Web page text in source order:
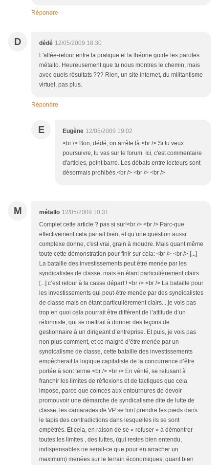
Répondre
D dédé 12/05/2009 18:30
L'allée-retour entre la pratique et la théorie guide tes paroles
métallo. Heureusement que tu nous montres le chemin, mais
avec quels résultats ??? Rien, un site internet, du militantisme
virtuel, pas plus.
Répondre
E Eugène 12/05/2009 19:02
<br /> Bon, dédé, on arrête là.<br /> Si tu veux
poursuivre, tu vas sur le forum. Ici, c'est commentaire
d'articles, point barre. Les débats entre lecteurs sont
désormais prohibés.<br /> <br /> <br />
M métallo 12/05/2009 10:31
Complet cette article ? pas si sur!<br /> <br /> Parc-que
effectivement cela partait bien, et qu’une question aussi
complexe donne, c'est vrai, grain à moudre. Mais quant même
toute cette démonstration pour finir sur cela: <br /> <br /> [...]
La bataille des investissements peut être menée par les
syndicalistes de classe, mais en étant particulièrement clairs
[...] c’est retour à la casse départ ! <br /> <br /> La bataille pour
les investissements qui peut-être menée par des syndicalistes
de classe mais en étant particulièrement clairs... je vois pas
trop en quoi cela pourrait être différent de l’attitude d’un
réformiste, qui se mettrait à donner des leçons de
gestionnaire à un dirigeant d’entreprise. Et puis, je vois pas
non plus comment, et ce malgré d’être menée par un
syndicalisme de classe, cette bataille des investissements
empêcherait la logique capitaliste de la concurrence d’être
portée à sont terme.<br /> <br /> En vérité, se refusant à
franchir les limites de réflexions et de tactiques que cela
impose, parce que coincés aux entournures de devoir
promouvoir une démarche de syndicalisme dite de lutte de
classe, les camarades de VP se font prendre les pieds dans
le tapis des contradictions dans lesquelles ils se sont
empêtrés. Et cela, en raison de se « refuser » à démontrer
toutes les limites , des luttes, (qui restes bien entendu,
indispensables ne serait-ce que pour en arracher un
maximum) menées sur le terrain économiques, quant bien